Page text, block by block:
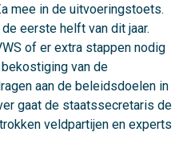
mee in de uitvoeringstoets.
eerste helft van dit jaar.
of er extra stappen nodig
van de
aan de beleidsdoelen in
gaat de staatssecretaris de
veldpartijen en experts